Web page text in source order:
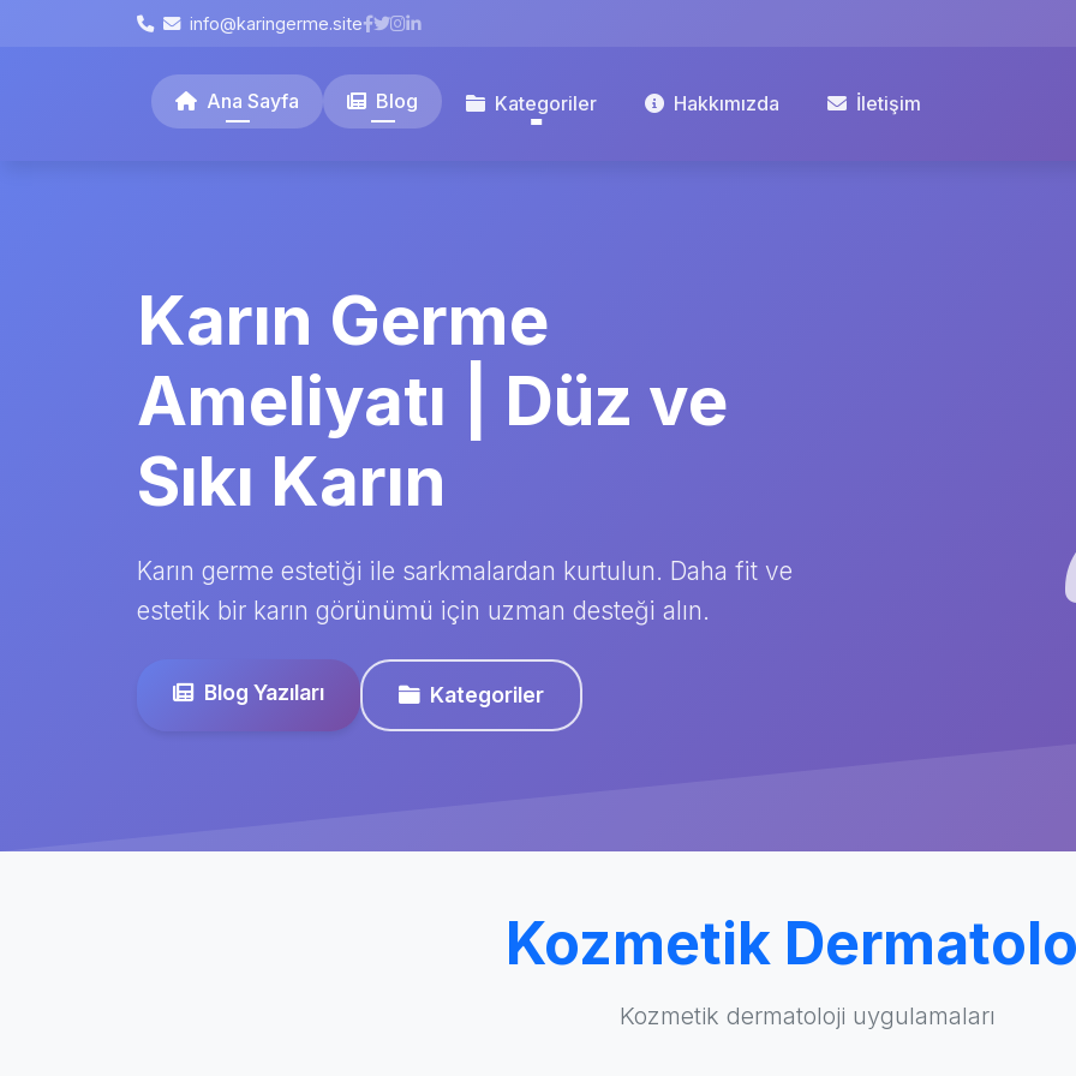
info@karingerme.site
Ana Sayfa Blog Kategoriler Hakkımızda İletişim
Karın Germe
Ameliyatı | Düz ve
Sıkı Karın
Karın germe estetiği ile sarkmalardan kurtulun. Daha fit ve
estetik bir karın görünümü için uzman desteği alın.
Blog Yazıları Kategoriler
Kozmetik
Kozmetik dermatoloji uygulamaları